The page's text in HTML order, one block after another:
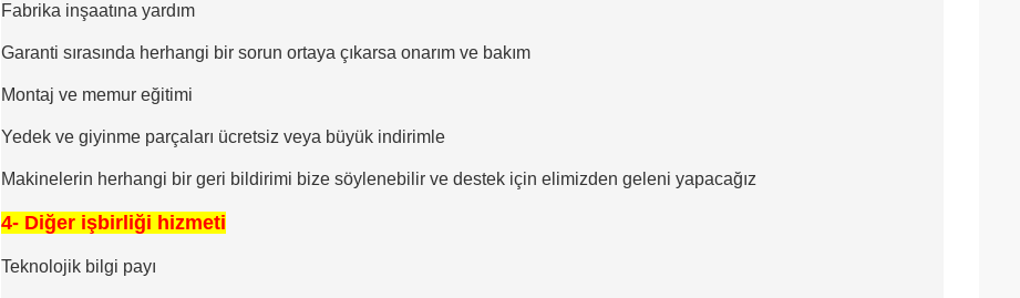
Fabrika inşaatına yardım
Garanti sırasında herhangi bir sorun ortaya çıkarsa onarım ve bakım
Montaj ve memur eğitimi
Yedek ve giyinme parçaları ücretsiz veya büyük indirimle
Makinelerin herhangi bir geri bildirimi bize söylenebilir ve destek için elimizden geleni yapacağız
4- Diğer işbirliği hizmeti
Teknolojik bilgi payı